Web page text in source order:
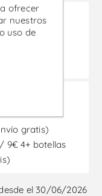
gratis)
9€ 4+ botellas
el 30/06/2026
ofrecer
nuestros
uso de